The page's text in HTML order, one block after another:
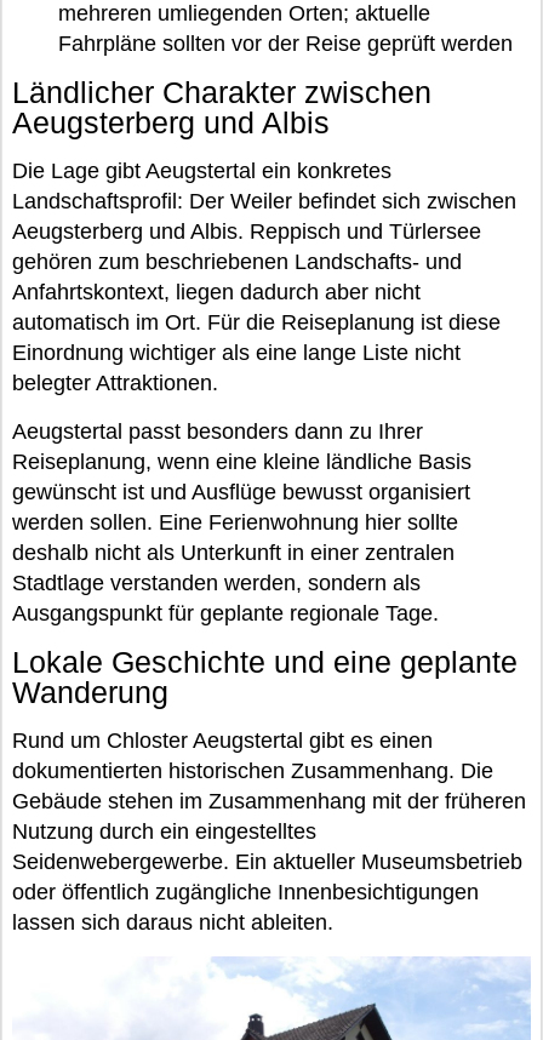
mehreren umliegenden Orten; aktuelle
Fahrpläne sollten vor der Reise geprüft werden
Ländlicher Charakter zwischen
Aeugsterberg und Albis
Die Lage gibt Aeugstertal ein konkretes
Landschaftsprofil: Der Weiler befindet sich zwischen
Aeugsterberg und Albis. Reppisch und Türlersee
gehören zum beschriebenen Landschafts- und
Anfahrtskontext, liegen dadurch aber nicht
automatisch im Ort. Für die Reiseplanung ist diese
Einordnung wichtiger als eine lange Liste nicht
belegter Attraktionen.
Aeugstertal passt besonders dann zu Ihrer
Reiseplanung, wenn eine kleine ländliche Basis
gewünscht ist und Ausflüge bewusst organisiert
werden sollen. Eine Ferienwohnung hier sollte
deshalb nicht als Unterkunft in einer zentralen
Stadtlage verstanden werden, sondern als
Ausgangspunkt für geplante regionale Tage.
Lokale Geschichte und eine geplante
Wanderung
Rund um Chloster Aeugstertal gibt es einen
dokumentierten historischen Zusammenhang. Die
Gebäude stehen im Zusammenhang mit der früheren
Nutzung durch ein eingestelltes
Seidenwebergewerbe. Ein aktueller Museumsbetrieb
oder öffentlich zugängliche Innenbesichtigungen
lassen sich daraus nicht ableiten.